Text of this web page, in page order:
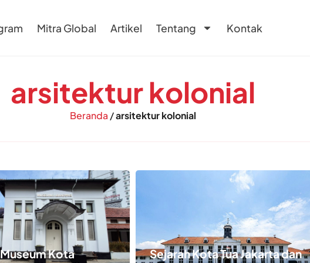
Mitra Global Artikel Tentang Kontak
arsitektur kolonial
Beranda /arsitektur kolonial
Kota
Sejarah Kota Tua Jakarta dan